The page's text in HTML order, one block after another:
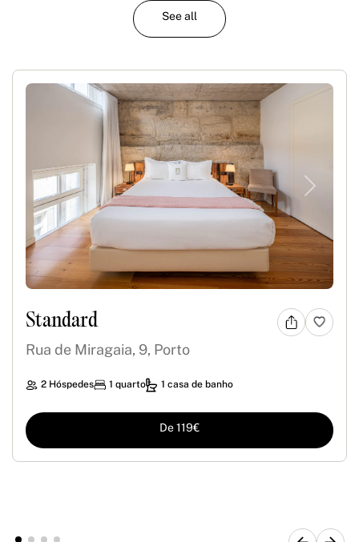
See all
Previous Next
Standard
Rua de Miragaia, 9, Porto
2 Hóspedes 1 quarto 1 casa de banho
De 119€